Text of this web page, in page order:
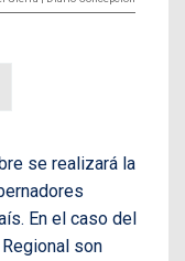
se realizará la
En el caso del
son